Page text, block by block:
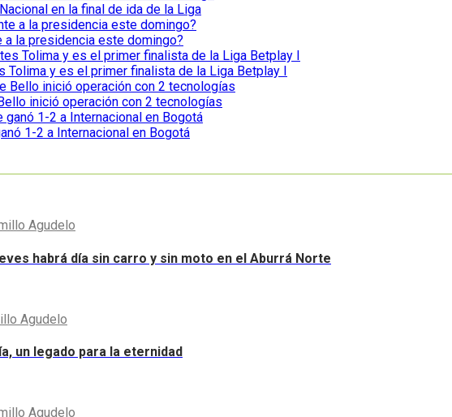
en la final de ida de la Liga
a la presidencia este domingo?
Tolima y es el primer finalista de la Liga Betplay I
inició operación con 2 tecnologías
1-2 a Internacional en Bogotá
Agudelo
habrá día sin carro y sin moto en el Aburrá Norte
Agudelo
un legado para la eternidad
Agudelo